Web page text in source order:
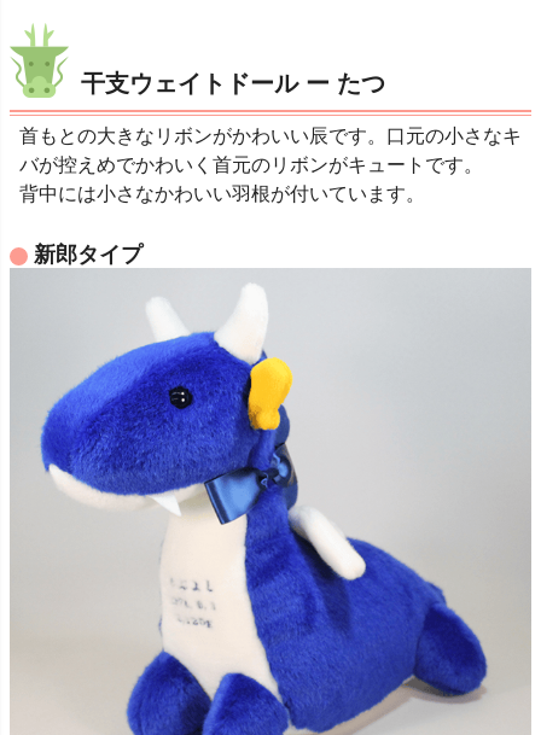
干支ウェイトドール ー たつ
首もとの大きなリボンがかわいい辰です。口元の小さなキ
バが控えめでかわいく首元のリボンがキュートです。
背中には小さなかわいい羽根が付いています。
新郎タイプ